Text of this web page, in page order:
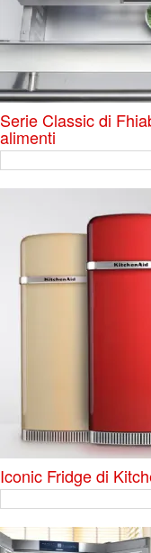
Serie Classic di
alimenti
Iconic Fridge di